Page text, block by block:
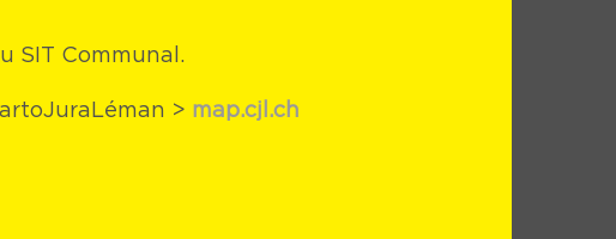
SIT Communal.
> map.cjl.ch